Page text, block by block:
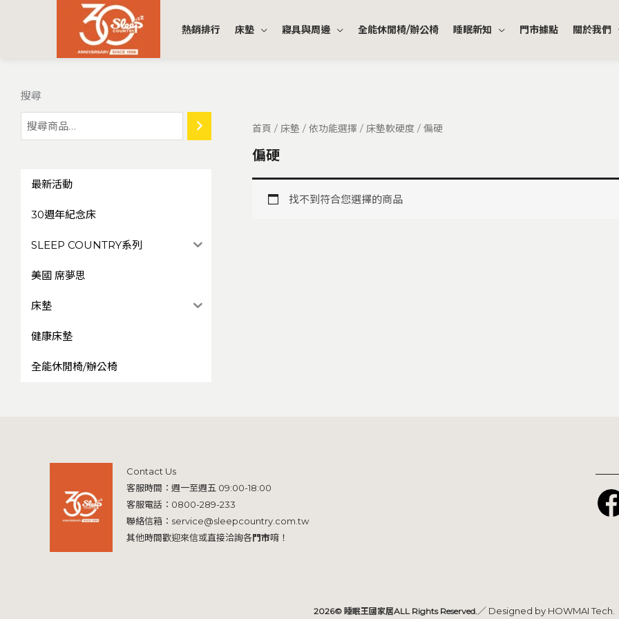
熱銷排行 床墊 寢具與周邊 全能休閒椅/辦公椅 睡眠新知 門市據點 關於我們
搜尋
最新活動
30週年紀念床
SLEEP COUNTRY系列
美國 席夢思
床墊
健康床墊
全能休閒椅/辦公椅
首頁 / 床墊 / 依功能選擇 / 床墊軟硬度 / 偏硬
偏硬
找不到符合您選擇的商品
Contact Us
客服時間：週一至週五 09:00-18:00
客服電話： 0800-289-233
聯絡信箱： service@sleepcountry.com.tw
其他時間歡迎來信或直接洽詢各門市唷！
2026© 睡眠王國家居ALL Rights Reserved.／ Designed by HOWMAI Tech